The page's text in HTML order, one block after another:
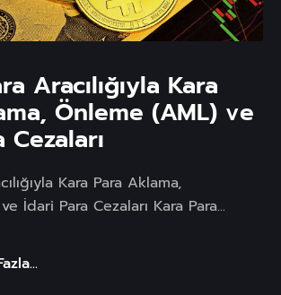
Aracılığıyla Kara
Önleme (AML) ve
Kara Para Aklama,
İdari Para Cezaları Kara Para...